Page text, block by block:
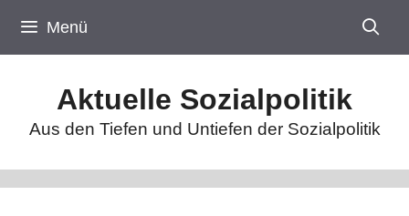
Inhalt
springen
Menü
Aktuelle Sozialpolitik
Aus den Tiefen und Untiefen der Sozialpolitik